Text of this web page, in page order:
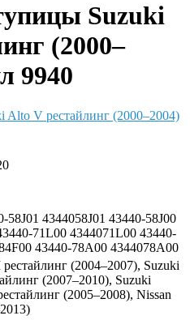
Suzuki
(2000–
9940
58J01 4344058J01 43440-58J00
71L00 4344071L00 43440-
43440-78A00 4344078A00
(2004–2007), Suzuki
(2007–2010), Suzuki
(2005–2008), Nissan